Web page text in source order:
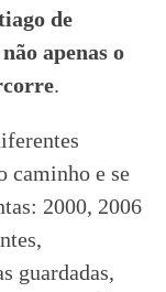
de
apenas o
.
caminho e se
2000, 2006
guardadas,